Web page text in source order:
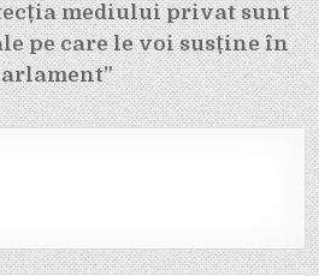
mediului privat sunt
pe care le voi susține în